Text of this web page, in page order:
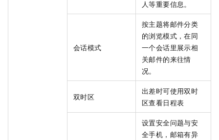
人等重要信息。
会话模式
按主题将邮件分类
的浏览模式，在同
一个会话里展示相
关邮件的来往情
况。
双时区
出差时可使用双时
区查看日程表
设置安全问题与安
全手机，邮箱有异